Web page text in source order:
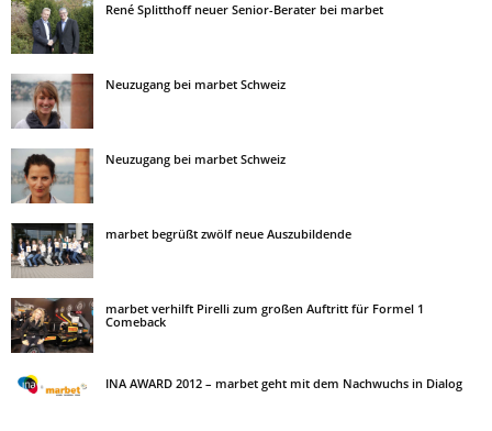
René Splitthoff neuer Senior-Berater bei marbet
Neuzugang bei marbet Schweiz
Neuzugang bei marbet Schweiz
marbet begrüßt zwölf neue Auszubildende
marbet verhilft Pirelli zum großen Auftritt für Formel 1
Comeback
INA AWARD 2012 – marbet geht mit dem Nachwuchs in Dialog